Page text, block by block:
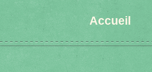
Accueil